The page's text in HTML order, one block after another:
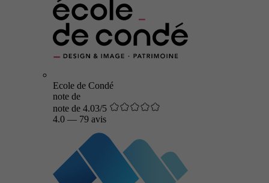
Ecole de Condé
note de
note de 4.03/5
4.0 — 79 avis